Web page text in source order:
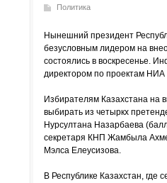
Политика
Нынешний президент
безусловным лидером на
состоялись в воскресенье.
директором по проектам НИА
Избирателям Казахстана на
выбирать из четыркх
Нурсултана Назарбаева
секретаря КНП Жамбыла
Мэлса Елеусизова.
В Республике Казахстан,